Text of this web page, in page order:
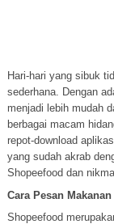
Hari-hari yang sibuk
sederhana. Dengan
menjadi lebih mudah
berbagai macam
repot-download
yang sudah akrab
Shopeefood dan
Cara Pesan
Shopeefood